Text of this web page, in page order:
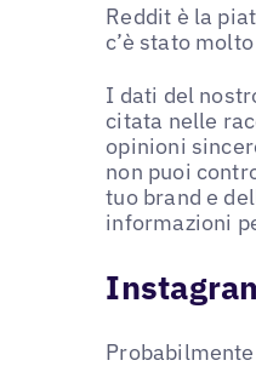
Reddit è la
c’è stato
I dati del
citata nelle
opinioni
non puoi
tuo brand e
informazioni